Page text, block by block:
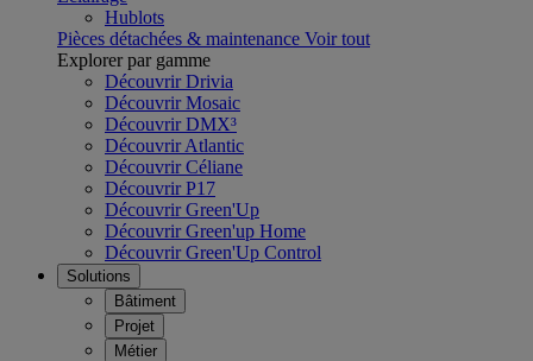
Hublots
Pièces détachées & maintenance Voir tout
Explorer par gamme
Découvrir Drivia
Découvrir Mosaic
Découvrir DMX³
Découvrir Atlantic
Découvrir Céliane
Découvrir P17
Découvrir Green'Up
Découvrir Green'up Home
Découvrir Green'Up Control
Solutions
Bâtiment
Projet
Métier